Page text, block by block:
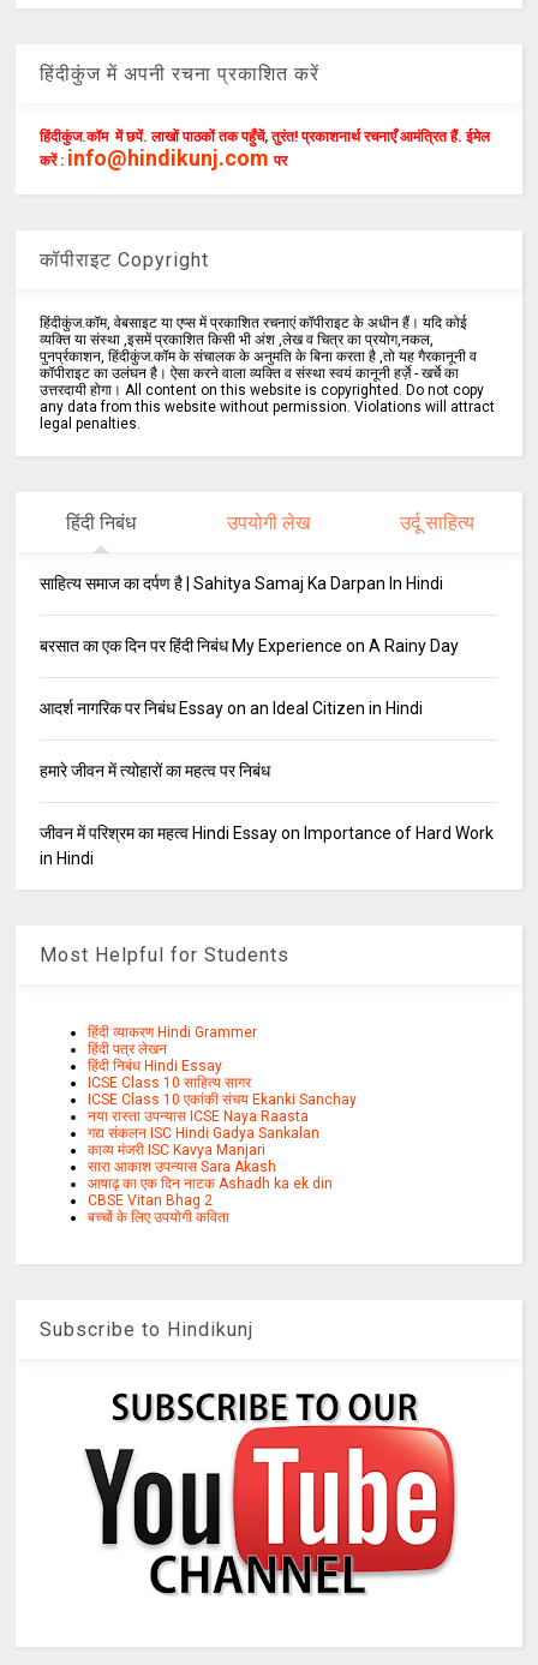
हिंदीकुंज में अपनी रचना प्रकाशित करें
हिंदीकुंज.कॉम में छपें. लाखों पाठकों तक पहुँचें, तुरंत! प्रकाशनार्थ रचनाएँ आमंत्रित हैं. ईमेल
करें : info@hindikunj.com पर
कॉपीराइट Copyright
हिंदीकुंज.कॉम, वेबसाइट या एप्स में प्रकाशित रचनाएं कॉपीराइट के अधीन हैं। यदि कोई
व्यक्ति या संस्था ,इसमें प्रकाशित किसी भी अंश ,लेख व चित्र का प्रयोग,नकल,
पुनर्प्रकाशन, हिंदीकुंज.कॉम के संचालक के अनुमति के बिना करता है ,तो यह गैरकानूनी व
कॉपीराइट का उलंघन है। ऐसा करने वाला व्यक्ति व संस्था स्वयं कानूनी हर्ज़े - खर्चे का
उत्तरदायी होगा। All content on this website is copyrighted. Do not copy
any data from this website without permission. Violations will attract
legal penalties.
हिंदी निबंध उपयोगी लेख उर्दू साहित्य
साहित्य समाज का दर्पण है | Sahitya Samaj Ka Darpan In Hindi
बरसात का एक दिन पर हिंदी निबंध My Experience on A Rainy Day
आदर्श नागरिक पर निबंध Essay on an Ideal Citizen in Hindi
हमारे जीवन में त्योहारों का महत्व पर निबंध
जीवन में परिश्रम का महत्व Hindi Essay on Importance of Hard Work
in Hindi
Most Helpful for Students
हिंदी व्याकरण Hindi Grammer
हिंदी पत्र लेखन
हिंदी निबंध Hindi Essay
ICSE Class 10 साहित्य सागर
ICSE Class 10 एकांकी संचय Ekanki Sanchay
नया रास्ता उपन्यास ICSE Naya Raasta
गद्य संकलन ISC Hindi Gadya Sankalan
काव्य मंजरी ISC Kavya Manjari
सारा आकाश उपन्यास Sara Akash
आषाढ़ का एक दिन नाटक Ashadh ka ek din
CBSE Vitan Bhag 2
बच्चों के लिए उपयोगी कविता
Subscribe to Hindikunj